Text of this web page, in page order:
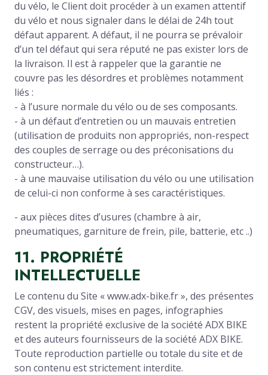
du vélo, le Client doit procéder à un examen attentif
du vélo et nous signaler dans le délai de 24h tout
défaut apparent. A défaut, il ne pourra se prévaloir
d’un tel défaut qui sera réputé ne pas exister lors de
la livraison. Il est à rappeler que la garantie ne
couvre pas les désordres et problèmes notamment
liés :
- à l’usure normale du vélo ou de ses composants.
- à un défaut d’entretien ou un mauvais entretien
(utilisation de produits non appropriés, non-respect
des couples de serrage ou des préconisations du
constructeur…).
- à une mauvaise utilisation du vélo ou une utilisation
de celui-ci non conforme à ses caractéristiques.
- aux pièces dites d’usures (chambre à air,
pneumatiques, garniture de frein, pile, batterie, etc ..)
11. PROPRIÉTÉ
INTELLECTUELLE
Le contenu du Site « www.adx-bike.fr », des présentes
CGV, des visuels, mises en pages, infographies
restent la propriété exclusive de la société ADX BIKE
et des auteurs fournisseurs de la société ADX BIKE.
Toute reproduction partielle ou totale du site et de
son contenu est strictement interdite.